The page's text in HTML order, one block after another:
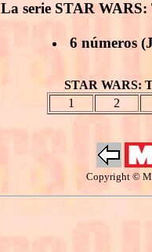
La serie STAR
6 números
STAR WARS:
1
2
Copyright ©